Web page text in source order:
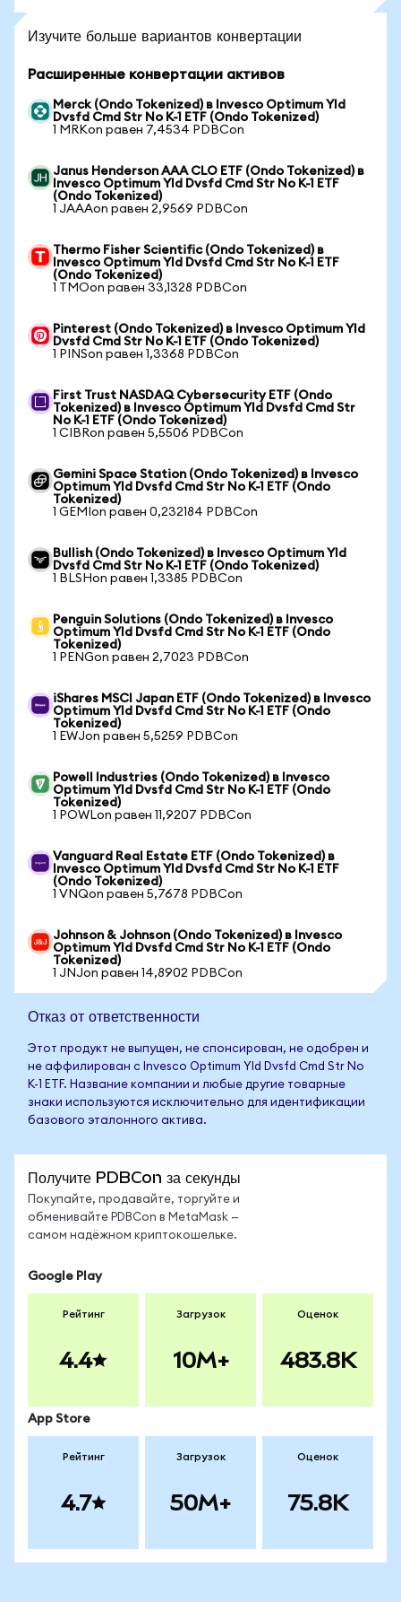
Изучите больше вариантов конвертации
Расширенные конвертации активов
Merck (Ondo Tokenized) в Invesco Optimum Yld
Dvsfd Cmd Str No K-1 ETF (Ondo Tokenized)
1 MRKon равен 7,4534 PDBCon
Janus Henderson AAA CLO ETF (Ondo Tokenized) в
Invesco Optimum Yld Dvsfd Cmd Str No K-1 ETF
(Ondo Tokenized)
1 JAAAon равен 2,9569 PDBCon
Thermo Fisher Scientific (Ondo Tokenized) в
Invesco Optimum Yld Dvsfd Cmd Str No K-1 ETF
(Ondo Tokenized)
1 TMOon равен 33,1328 PDBCon
Pinterest (Ondo Tokenized) в Invesco Optimum Yld
Dvsfd Cmd Str No K-1 ETF (Ondo Tokenized)
1 PINSon равен 1,3368 PDBCon
First Trust NASDAQ Cybersecurity ETF (Ondo
Tokenized) в Invesco Optimum Yld Dvsfd Cmd Str
No K-1 ETF (Ondo Tokenized)
1 CIBRon равен 5,5506 PDBCon
Gemini Space Station (Ondo Tokenized) в Invesco
Optimum Yld Dvsfd Cmd Str No K-1 ETF (Ondo
Tokenized)
1 GEMIon равен 0,232184 PDBCon
Bullish (Ondo Tokenized) в Invesco Optimum Yld
Dvsfd Cmd Str No K-1 ETF (Ondo Tokenized)
1 BLSHon равен 1,3385 PDBCon
Penguin Solutions (Ondo Tokenized) в Invesco
Optimum Yld Dvsfd Cmd Str No K-1 ETF (Ondo
Tokenized)
1 PENGon равен 2,7023 PDBCon
iShares MSCI Japan ETF (Ondo Tokenized) в Invesco
Optimum Yld Dvsfd Cmd Str No K-1 ETF (Ondo
Tokenized)
1 EWJon равен 5,5259 PDBCon
Powell Industries (Ondo Tokenized) в Invesco
Optimum Yld Dvsfd Cmd Str No K-1 ETF (Ondo
Tokenized)
1 POWLon равен 11,9207 PDBCon
Vanguard Real Estate ETF (Ondo Tokenized) в
Invesco Optimum Yld Dvsfd Cmd Str No K-1 ETF
(Ondo Tokenized)
1 VNQon равен 5,7678 PDBCon
Johnson & Johnson (Ondo Tokenized) в Invesco
Optimum Yld Dvsfd Cmd Str No K-1 ETF (Ondo
Tokenized)
1 JNJon равен 14,8902 PDBCon
Отказ от ответственности
Этот продукт не выпущен, не спонсирован, не одобрен и
не аффилирован с Invesco Optimum Yld Dvsfd Cmd Str No
K-1 ETF. Название компании и любые другие товарные
знаки используются исключительно для идентификации
базового эталонного актива.
Получите PDBCon за секунды
Покупайте, продавайте, торгуйте и
обменивайте PDBCon в MetaMask —
самом надёжном криптокошельке.
Google Play
Рейтинг
4.4
Загрузок
10M+
Оценок
483.8K
App Store
Рейтинг
4.7
Загрузок
50M+
Оценок
75.8K